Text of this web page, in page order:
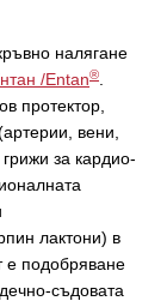
налягане
/Entan®
протектор,
вени,
за кардио-
лактони) в
е подобряване
съдовата